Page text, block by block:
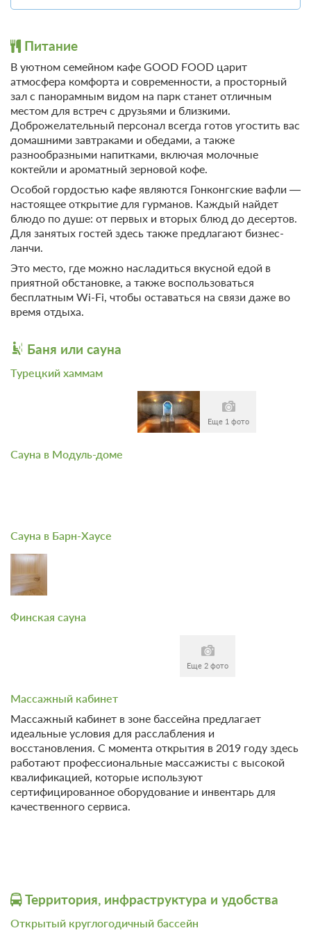
Ванная комната в номере
6 гостей
Моментальное подтверждение
В стоимость входит:
Без питания
Бесплатная отмена до 12 августа 2026 23:59; При отмене
после 13 августа 2026 00:00 оплата не возвращается
Требуется внесение 50% предоплаты на условиях -1
руб сейчас и 0 руб до 10.08.2026, 15:00
Недостаточно мест
Сменить кол-во гостей
номер, тапочки, халаты, зубной набор, бритвенные
принадлежности, чай, кофе, сахар, а также решетки и шампура.
88м
x2 Две диван-кровати
x2 Два раскладных кресла
Wi-Fi
В стоимость входит:
Без питания
Бесплатная отмена до 12 августа 2026 23:59; При отмене
после 13 августа 2026 00:00 оплата не возвращается
Требуется внесение 50% предоплаты на условиях -1
руб сейчас и 0 руб до 10.08.2026, 15:00
Недостаточно мест
мероприятий
Корпоративный отдых
Организация свадеб
Детям
Детский клуб
Анимационный персонал
Спорт
Волейбол
Баскетбол
Настольный теннис
Бадминтон
Дартс
Тренажерный зал
Сервисы
Фен
Курение на всей территории
запрещено
Общие
Кондиционер
Отопление
Удобства в номере
Другое
с домашними животными
Питание
В уютном семейном кафе GOOD FOOD царит
атмосфера комфорта и современности, а просторный
зал с панорамным видом на парк станет отличным
местом для встреч с друзьями и близкими.
Доброжелательный персонал всегда готов угостить вас
домашними завтраками и обедами, а также
разнообразными напитками, включая молочные
коктейли и ароматный зерновой кофе.
Особой гордостью кафе являются Гонконгские вафли —
настоящее открытие для гурманов. Каждый найдет
блюдо по душе: от первых и вторых блюд до десертов.
Для занятых гостей здесь также предлагают бизнес-
ланчи.
Это место, где можно насладиться вкусной едой в
приятной обстановке, а также воспользоваться
бесплатным Wi-Fi, чтобы оставаться на связи даже во
время отдыха.
Баня или сауна
Турецкий хаммам
Сауна в Модуль-доме
Сауна в Барн-Хаусе
Финская сауна
Массажный кабинет
Массажный кабинет в зоне бассейна предлагает
идеальные условия для расслабления и
восстановления. С момента открытия в 2019 году здесь
работают профессиональные массажисты с высокой
квалификацией, которые используют
сертифицированное оборудование и инвентарь для
качественного сервиса.
Территория, инфраструктура и удобства
Открытый круглогодичный бассейн